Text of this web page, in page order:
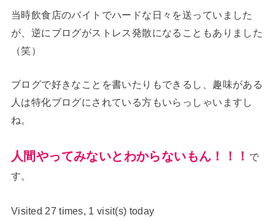
当時飲食店のバイトでハードな日々を送っていました
が、逆にブログがストレス発散になることもありました
（笑）
ブログで好きなことを書いたりもできるし、趣味がある
人は特化ブログにされている方もいらっしゃいますし
ね。
人間やってみないとわからないもん！！！ で
す。
Visited 27 times, 1 visit(s) today